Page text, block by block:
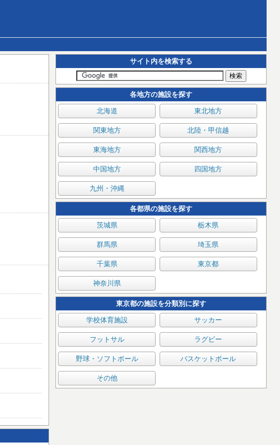
サイト内を検索する
各地方の施設を探す
北海道 東北地方
関東地方 北陸・甲信越
東海地方 関西地方
中国地方 四国地方
九州・沖縄
各都県の施設を探す
茨城県 栃木県
群馬県 埼玉県
千葉県 東京都
神奈川県
東京都の施設を分類別に探す
学校体育施設 サッカー
フットサル ラグビー
野球・ソフトボール バスケットボール
その他